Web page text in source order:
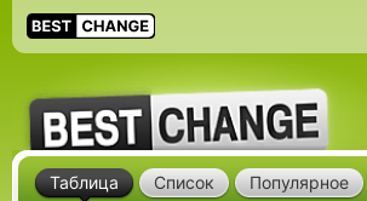
Таблица Список Популярное